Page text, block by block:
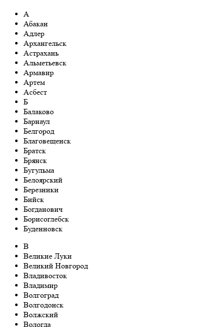
А
Абакан
Адлер
Архангельск
Астрахань
Aльметьевск
Армавир
Артем
Асбест
Б
Балаково
Барнаул
Белгород
Благовещенск
Братск
Брянск
Бугульма
Белоярский
Березники
Бийск
Богданович
Борисоглебск
Буденновск
В
Великие Луки
Великий Новгород
Владивосток
Владимир
Волгоград
Волгодонск
Волжский
Вологда